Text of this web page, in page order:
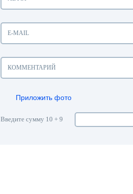
Приложить фото
Введите сумму 10 + 9